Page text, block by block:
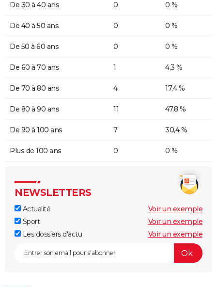
De 30 à 40 ans 0 0 %
De 40 à 50 ans 0 0 %
De 50 à 60 ans 0 0 %
De 60 à 70 ans 1 4,3 %
De 70 à 80 ans 4 17,4 %
De 80 à 90 ans 11 47,8 %
De 90 à 100 ans 7 30,4 %
Plus de 100 ans 0 0 %
NEWSLETTERS
Actualité
Voir un exemple
Sport
Voir un exemple
Les dossiers d'actu
Voir un exemple